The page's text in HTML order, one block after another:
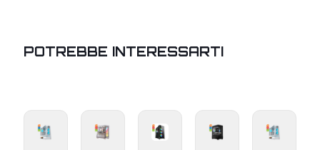
POTREBBE INTERESSARTI